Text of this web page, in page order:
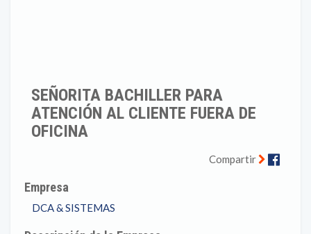
SEÑORITA BACHILLER PARA
ATENCIÓN AL CLIENTE FUERA DE
OFICINA
Compartir
Empresa
DCA & SISTEMAS